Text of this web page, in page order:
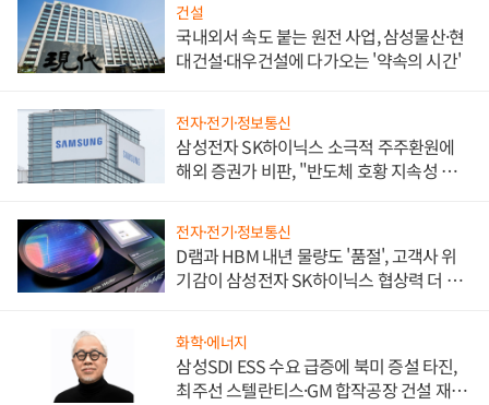
건설
국내외서 속도 붙는 원전 사업, 삼성물산·현
대건설·대우건설에 다가오는 '약속의 시간'
전자·전기·정보통신
삼성전자 SK하이닉스 소극적 주주환원에
해외 증권가 비판, "반도체 호황 지속성 의
전자·전기·정보통신
D램과 HBM 내년 물량도 '품절', 고객사 위
기감이 삼성전자 SK하이닉스 협상력 더 키
화학·에너지
삼성SDI ESS 수요 급증에 북미 증설 타진,
최주선 스텔란티스·GM 합작공장 건설 재추